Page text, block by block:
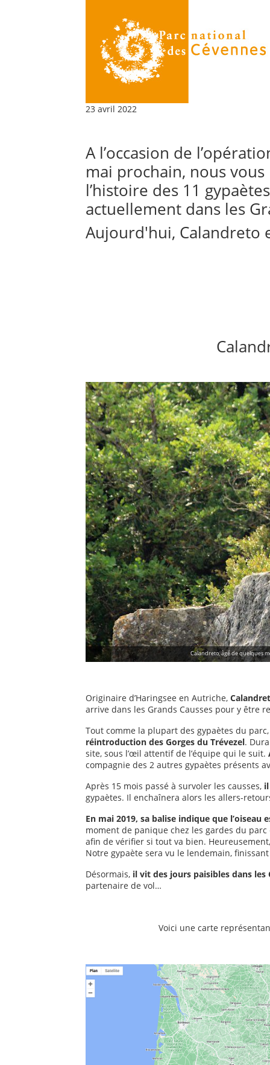
23 avril 2022
A l’occasion de
mai prochain, nous
l’histoire des 11
actuellement dans les
Aujourd'hui, Calandreto
Calandreto, âgé de quelques
Originaire d’Haringsee en Autriche,
arrive dans les Grands Causses pour y être
Tout comme la plupart des gypaètes du
réintroduction des Gorges du Trévezel.
site, sous l’œil attentif de l’équipe qui le suit.
compagnie des 2 autres gypaètes présents
Après 15 mois passé à survoler les causses,
gypaètes. Il enchaînera alors les allers-
En mai 2019, sa balise indique que
moment de panique chez les gardes du
afin de vérifier si tout va bien.
Notre gypaète sera vu le lendemain,
Désormais, il vit des jours paisibles dans les
partenaire de vol…
Voici une carte